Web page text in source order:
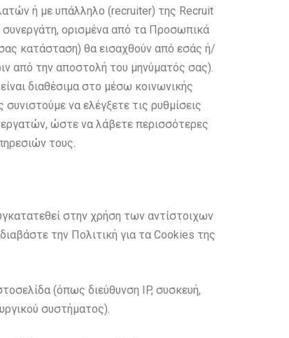
ή με υπάλληλο (recruiter) της Recruit
συνεργάτη, ορισμένα από τα Προσωπικά
κατάσταση) θα εισαχθούν από εσάς ή/
από την αποστολή του μηνύματός σας).
διαθέσιμα στο μέσω κοινωνικής
να ελέγξετε τις ρυθμίσεις
ώστε να λάβετε περισσότερες
τους.
στην χρήση των αντίστοιχων
την Πολιτική για τα Cookies της
(όπως διεύθυνση IP, συσκευή,
συστήματος).